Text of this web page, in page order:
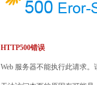
HTTP500错误
Web 服务器不能执行此请求